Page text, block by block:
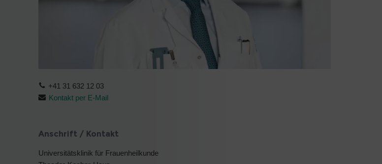
+41 31 632 12 03
Kontakt per E-Mail
Anschrift / Kontakt
Universitätsklinik für Frauenheilkunde